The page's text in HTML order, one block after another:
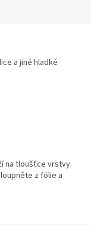
a jiné hladké
na tloušťce vrstvy.
z fólie a